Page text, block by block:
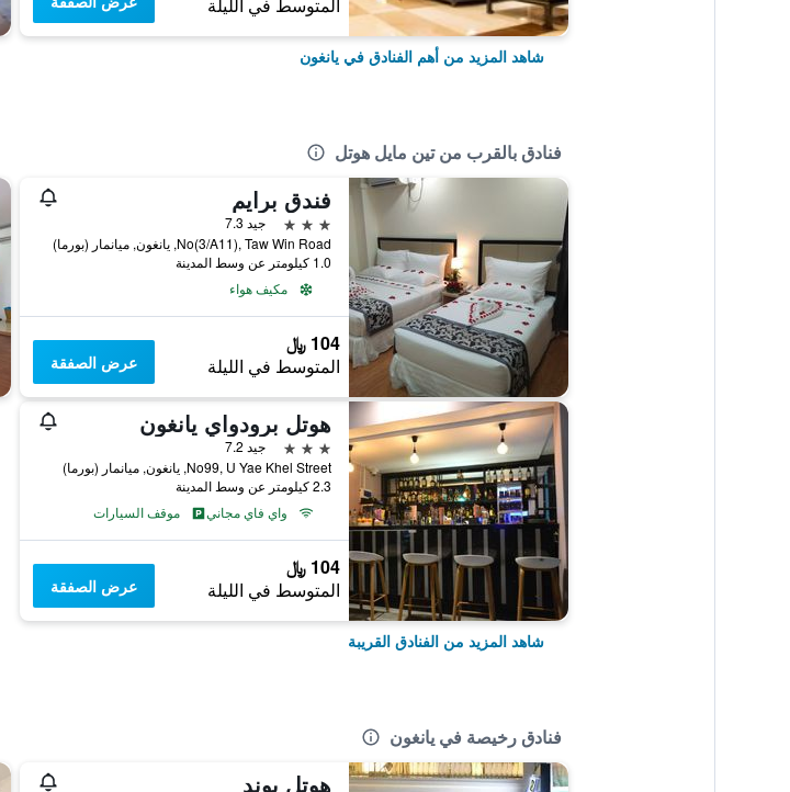
المتوسط في الليلة
شاهد المزيد من أهم الفنادق في يانغون
فنادق بالقرب من تين مايل هوتل
فندق برايم
3 نجوم
جيد 7.3
No(3/A11), Taw Win Road, يانغون, ميانمار (بورما)
1.0 كيلومتر عن وسط المدينة
مكيف هواء
104 ﷼
المتوسط في الليلة عرض الصفقة
هوتل برودواي يانغون
3 نجوم
جيد 7.2
No99, U Yae Khel Street, يانغون, ميانمار (بورما)
2.3 كيلومتر عن وسط المدينة
واي فاي مجاني
موقف السيارات
104 ﷼
المتوسط في الليلة عرض الصفقة
شاهد المزيد من الفنادق القريبة
فنادق رخيصة في يانغون
هوتل بوند